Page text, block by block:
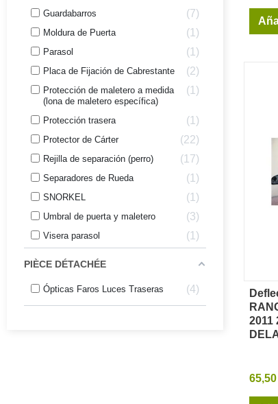
Guardabarros 7
Moldura de Puerta 1
Parasol 1
Placa de Fijación de Cabrestante 2
Protección de maletero a medida
(lona de maletero específica)
1
Protección trasera 1
Protector de Cárter 22
Rejilla de separación (perro) 17
Separadores de Rueda 1
SNORKEL 1
Umbral de puerta y maletero 3
Visera parasol 1
PIÈCE DÉTACHÉE
Ópticas Faros Luces Traseras 4
2011
65,50